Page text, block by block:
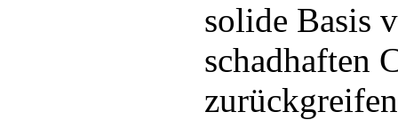
solide Basis
schadhaften